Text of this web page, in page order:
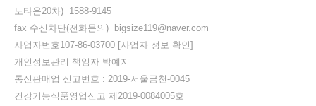
노타운20차) 1588-9145
fax 수신차단(전화문의) bigsize119@naver.com
사업자번호107-86-03700 [사업자 정보 확인]
개인정보관리 책임자 박예지
통신판매업 신고번호 : 2019-서울금천-0045
건강기능식품영업신고 제2019-0084005호